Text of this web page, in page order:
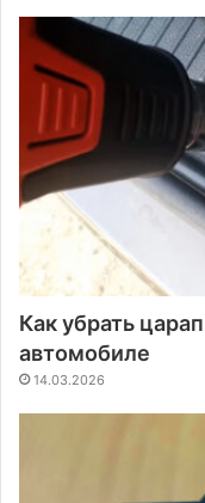
Как убрать
автомобиле
14.03.2026